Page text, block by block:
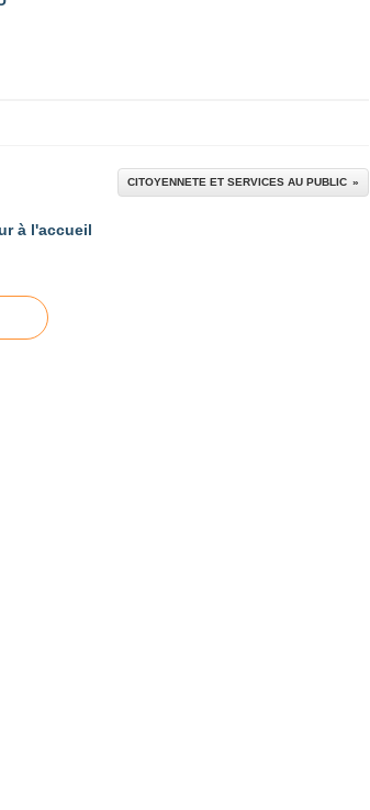
CITOYENNETE ET SERVICES AU PUBLIC
à l'accueil